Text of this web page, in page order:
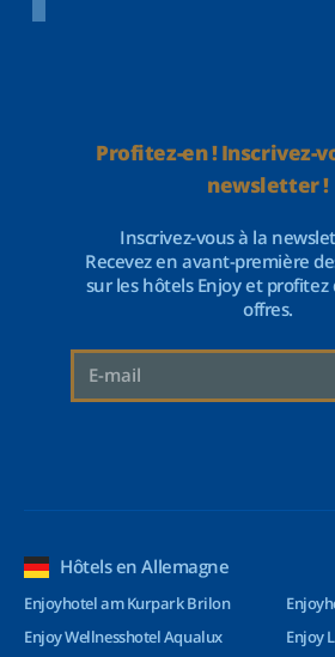
Profitez-en ! Inscrivez-
newsletter !
Inscrivez-vous à la
Recevez en avant-première
sur les hôtels Enjoy et profitez
offres.
Hôtels en Allemagne
Enjoyhotel am Kurpark Brilon
Enjoy Wellnesshotel Aqualux
Enjoy